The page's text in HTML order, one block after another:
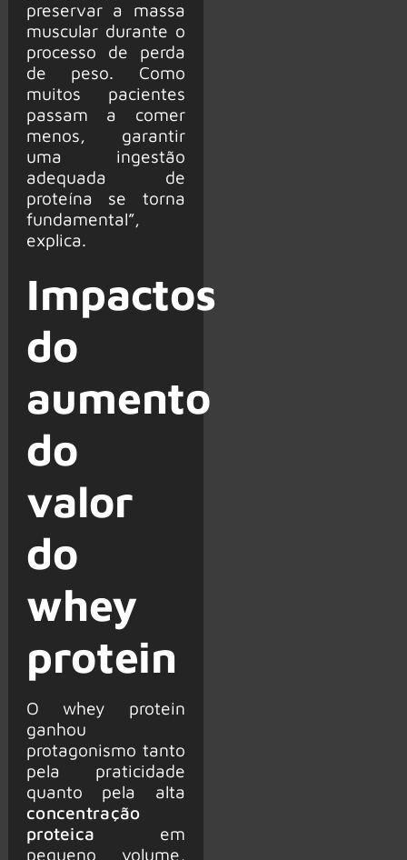
preservar a massa
muscular durante o
processo de perda
de peso. Como
muitos pacientes
passam a comer
menos, garantir
uma ingestão
adequada de
proteína se torna
fundamental”,
explica.
Impactos
do
aumento
do
valor
do
whey
protein
O whey protein
ganhou
protagonismo tanto
pela praticidade
quanto pela alta
concentração
proteica em
pequeno volume,